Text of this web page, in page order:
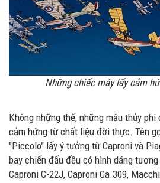
Những chiếc máy lấy cảm
Không những thế, những mẫu thủy
cảm hứng từ chất liệu đời thực. Tên
"Piccolo" lấy ý tưởng từ Caproni và
bay chiến đấu đều có hình dáng
Caproni C-22J, Caproni Ca.309,